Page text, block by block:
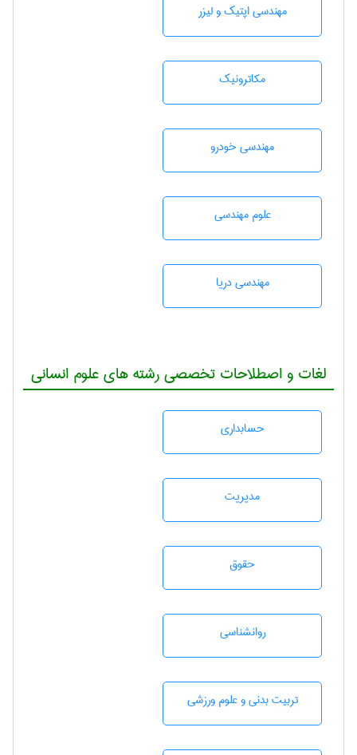
مهندسی اپتیک و لیزر
مکاترونیک
مهندسی خودرو
علوم مهندسی
مهندسی دریا
لغات و اصطلاحات تخصصی رشته های علوم انسانی
حسابداری
مديريت
حقوق
روانشناسی
تربيت بدنی و علوم ورزشی